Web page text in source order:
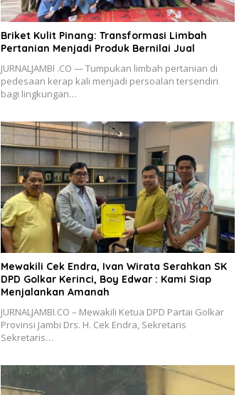
Briket Kulit Pinang: Transformasi Limbah
Pertanian Menjadi Produk Bernilai Jual
JURNALJAMBI .CO — Tumpukan limbah pertanian di
pedesaan kerap kali menjadi persoalan tersendiri
bagi lingkungan…
Mewakili Cek Endra, Ivan Wirata Serahkan SK
DPD Golkar Kerinci, Boy Edwar : Kami Siap
Menjalankan Amanah
JURNALJAMBI.CO – Mewakili Ketua DPD Partai Golkar
Provinsi Jambi Drs. H. Cek Endra, Sekretaris
Sekretaris…